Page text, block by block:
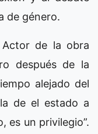
de género.
Actor de la obra
después de la
alejado del
de el estado a
es un privilegio”.